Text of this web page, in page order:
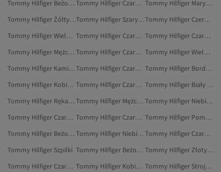
Tommy Hilfiger Beżowy Mokasyny
Tommy Hilfiger Czarny Oksfordki
Tommy Hilfiger Marynarki I Kamizelki
Tommy Hilfiger Żółty Plecaki
Tommy Hilfiger Szary Rękawiczki
Tommy Hilfiger Czerwony Szaliki
Tommy Hilfiger Wielokolorowy Stroje Kąpielowe
Tommy Hilfiger Czarny Spodnie
Tommy Hilfiger Czarny Odzież Sportowa
Tommy Hilfiger Mężczyźni Odzież
Tommy Hilfiger Czarny Walizki
Tommy Hilfiger Wielokolorowy Marynarki
Tommy Hilfiger Kamizelki
Tommy Hilfiger Czarny Mokasyny
Tommy Hilfiger Bordowy Odzież
Tommy Hilfiger Kobiety Kamizelki
Tommy Hilfiger Czarny Spodnie Dresowe
Tommy Hilfiger Biały Bielizna I Piżamy
Tommy Hilfiger Rękawiczki
Tommy Hilfiger Mężczyźni Mokasyny
Tommy Hilfiger Niebieski Stroje Kąpielowe
Tommy Hilfiger Czarny Torby Listonoszki
Tommy Hilfiger Czarny Torby Na Siłownię
Tommy Hilfiger Pomarańczowy Odzież
Tommy Hilfiger Beżowy Marynarki I Kamizelki
Tommy Hilfiger Niebieski Odzież Outdoorowa
Tommy Hilfiger Czarny Nerki
Tommy Hilfiger Szpilki
Tommy Hilfiger Beżowy Nerki
Tommy Hilfiger Złoty Obuwie
Tommy Hilfiger Czarny Torby I Pokrowce
Tommy Hilfiger Kobiety Dżinsy
Tommy Hilfiger Stroje Kąpielowe